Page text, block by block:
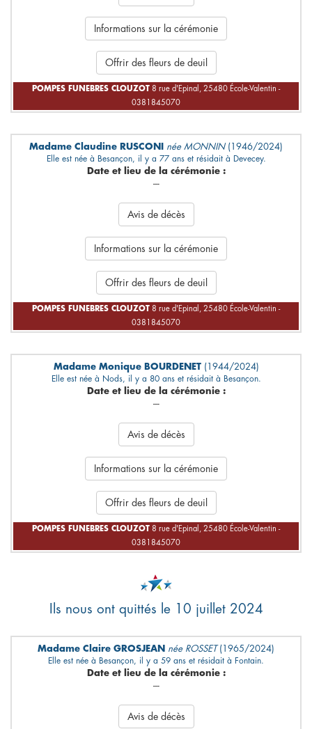
Informations sur la cérémonie
Offrir des fleurs de deuil
POMPES FUNEBRES CLOUZOT 8 rue d'Epinal, 25480 École-Valentin -
0381845070
Madame Claudine RUSCONI née MONNIN (1946/2024)
Elle est née à Besançon, il y a 77 ans et résidait à Devecey.
Date et lieu de la cérémonie :
---
Avis de décès
Informations sur la cérémonie
Offrir des fleurs de deuil
POMPES FUNEBRES CLOUZOT 8 rue d'Epinal, 25480 École-Valentin -
0381845070
Madame Monique BOURDENET (1944/2024)
Elle est née à Nods, il y a 80 ans et résidait à Besançon.
Date et lieu de la cérémonie :
---
Avis de décès
Informations sur la cérémonie
Offrir des fleurs de deuil
POMPES FUNEBRES CLOUZOT 8 rue d'Epinal, 25480 École-Valentin -
0381845070
Ils nous ont quittés le 10 juillet 2024
Madame Claire GROSJEAN née ROSSET(1965/2024)
Elle est née à Besançon, il y a 59 ans et résidait à Fontain.
Date et lieu de la cérémonie :
---
Avis de décès